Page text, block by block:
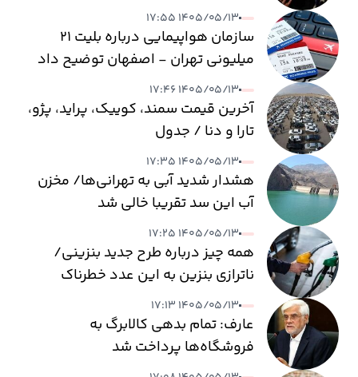
۱۴۰۵/۰۵/۱۳ ۱۷:۵۵
سازمان هواپیمایی درباره بلیت ۲۱
میلیونی تهران - اصفهان توضیح داد
۱۴۰۵/۰۵/۱۳ ۱۷:۴۶
آخرین قیمت سمند، کوییک، پراید، پژو،
تارا و دنا / جدول
۱۴۰۵/۰۵/۱۳ ۱۷:۳۵
هشدار شدید آبی به تهرانی‌ها/ مخزن
آب این سد تقریبا خالی شد
۱۴۰۵/۰۵/۱۳ ۱۷:۲۵
همه چیز درباره طرح جدید بنزینی/
ناترازی بنزین به این عدد خطرناک
می‌رسد
۱۴۰۵/۰۵/۱۳ ۱۷:۱۳
عارف: تمام بدهی کالابرگ به
فروشگاه‌ها پرداخت شد